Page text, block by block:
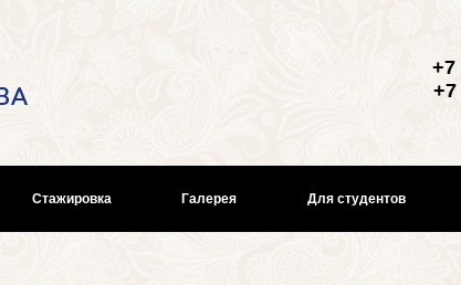
+7
+7
Стажировка Галерея Для студентов